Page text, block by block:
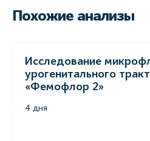
Похожие анализы
Исследование
урогенитального
«Фемофлор 2»
4 дня